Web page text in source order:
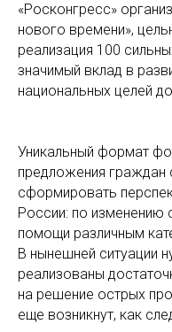
«Росконгресс»
нового времени»,
реализация 100
значимый вклад в
национальных целей
Уникальный формат
предложения граждан
сформировать
России: по изменению
помощи различным
В нынешней ситуации
реализованы
на решение острых
еще возникнут, как